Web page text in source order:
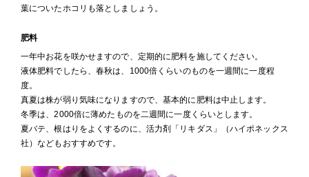
葉についたホコリも落としましょう。
肥料
一年中お花を咲かせますので、定期的に肥料を施してください。
液体肥料でしたら、春秋は、1000倍くらいのものを一週間に一度程
度。
真夏は株が弱り気味になりますので、基本的に肥料は中止します。
冬季は、2000倍に薄めたものを二週間に一度くらいとします。
夏バテ、根はりをよくするのに、活力剤「リキダス」（ハイポネックス
社）などもおすすめです。